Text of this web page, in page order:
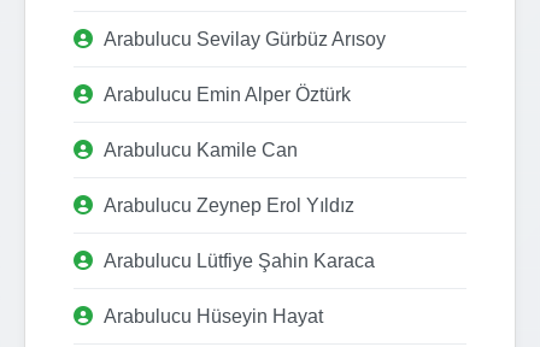
Arabulucu Sevilay Gürbüz Arısoy
Arabulucu Emin Alper Öztürk
Arabulucu Kamile Can
Arabulucu Zeynep Erol Yıldız
Arabulucu Lütfiye Şahin Karaca
Arabulucu Hüseyin Hayat